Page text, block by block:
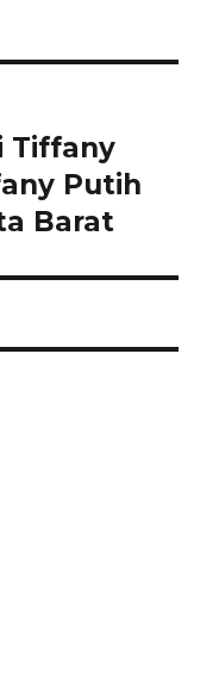
Tiffany
Putih
Barat